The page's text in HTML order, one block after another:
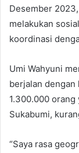
Desember
melakukan
koordinasi
Umi Wahyuni
berjalan dengan
1.300.000
Sukabumi,
“Saya rasa